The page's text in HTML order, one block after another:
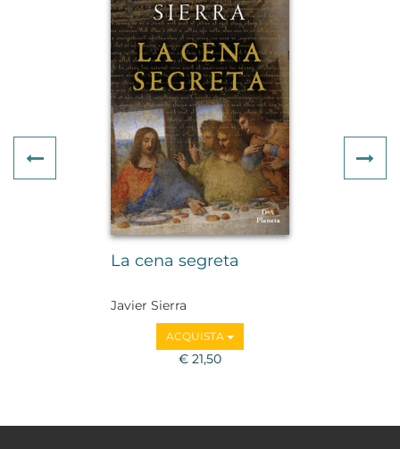
La cena segreta
Javier Sierra
ACQUISTA
€ 21,50
Previous